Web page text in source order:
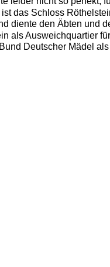
das Schloss
diente den Äbten und
als Ausweichquartier
Deutscher Mädel